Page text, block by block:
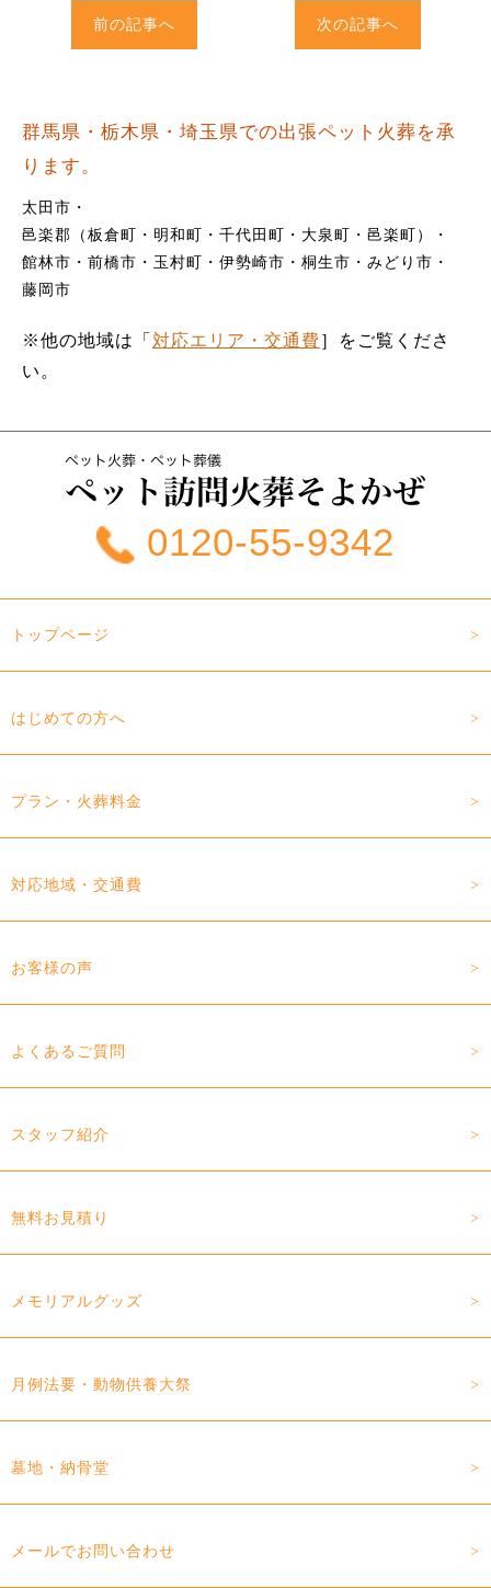
前の記事へ 次の記事へ
群馬県・栃木県・埼玉県での出張ペット火葬を承
ります。
太田市
邑楽郡（板倉町・明和町・千代田町・大泉町・邑楽町）
館林市
前橋市 玉村町 伊勢崎市 桐生市
みどり市
藤岡市
※他の地域は「 対応エリア・交通費］をご覧くださ
い。
0120-55-9342
トップページ
はじめての方へ
プラン・火葬料金
対応地域・交通費
お客様の声
よくあるご質問
スタッフ紹介
無料お見積り
メモリアルグッズ
月例法要・動物供養大祭
墓地・納骨堂
メールでお問い合わせ